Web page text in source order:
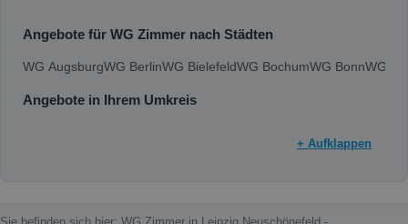
Angebote für WG Zimmer nach Städten
WG AugsburgWG BerlinWG BielefeldWG BochumWG BonnWG
Angebote in Ihrem Umkreis
+ Aufklappen